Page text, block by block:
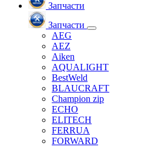
Запчасти
Запчасти
AEG
AEZ
Aiken
AQUALIGHT
BestWeld
BLAUCRAFT
Champion zip
ECHO
ELITECH
FERRUA
FORWARD